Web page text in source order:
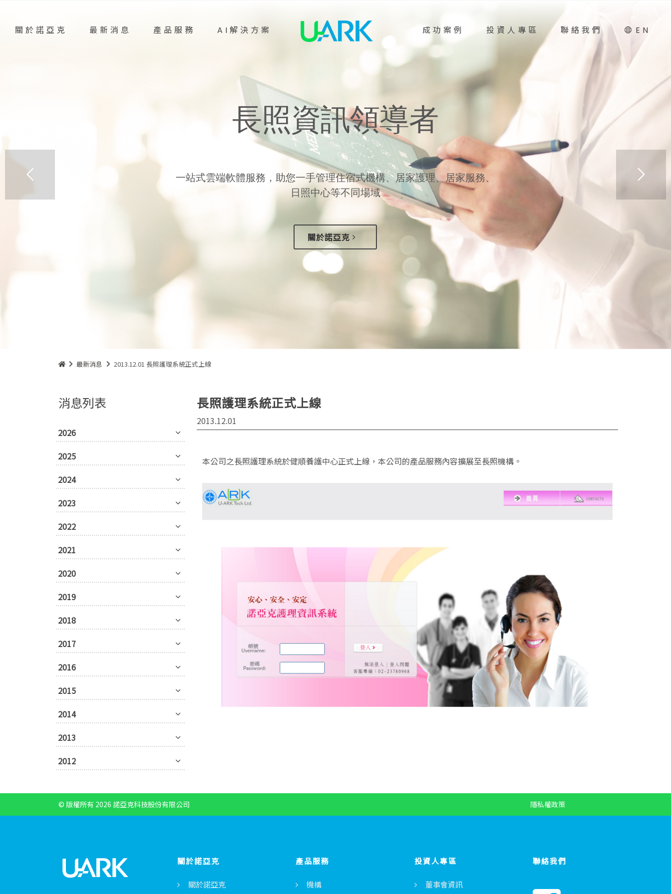
關於諾亞克 最新消息 產品服務 AI解決方案 成功案例 投資人專區 聯絡我們 EN
長照資訊領導者
一站式雲端軟體服務，助您一手管理住宿式機構、居家護理、居家服務、
日照中心等不同場域
關於諾亞克
最新消息 2013.12.01 長照護理系統正式上線
長照護理系統正式上線
2013.12.01
本公司之長照護理系統於健順養護中心正式上線，本公司的產品服務內容擴展至長照機構。
消息列表
2026
2025
2024
2023
2022
2021
2020
2019
2018
2017
2016
2015
2014
2013
2012
© 版權所有 2026 諾亞克科技股份有限公司 隱私權政策
關於諾亞克
關於諾亞克
產品服務
機構
投資人專區
董事會資訊
聯絡我們